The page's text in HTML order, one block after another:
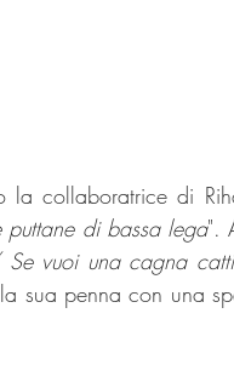
collaboratrice di
puttane di bassa lega".
vuoi una cagna
sua penna con una